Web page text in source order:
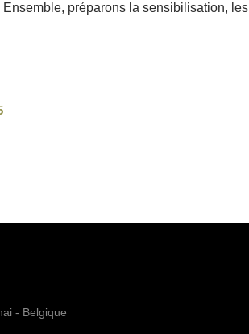
préparons la sensibilisation, les
- Belgique